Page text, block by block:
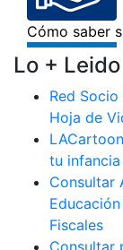
Lo + Leido
Red
Hoja de
tu infancia
Consultar
Fiscales
Consultar